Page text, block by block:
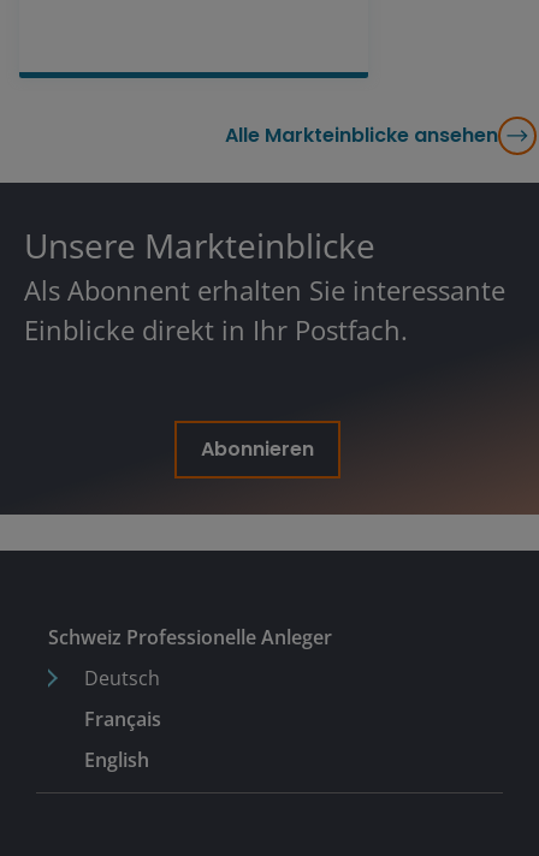
Alle Markteinblicke ansehen
Unsere Markteinblicke
Als Abonnent erhalten Sie interessante
Einblicke direkt in Ihr Postfach.
Abonnieren
Schweiz Professionelle Anleger
Deutsch
Français
English